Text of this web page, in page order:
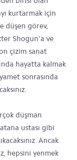
kurtarmak için
düşen görev,
Shogun'a ve
çizim sanat
hayatta kalmak
sonrasında
düşman
ustası gibi
Ancak
hepsini yenmek